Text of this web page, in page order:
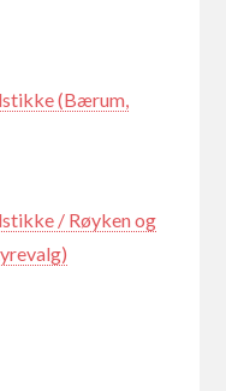
(Bærum,
/ Røyken og